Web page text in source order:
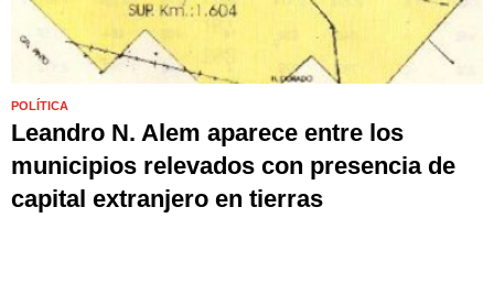
POLÍTICA
Leandro N. Alem aparece entre los
municipios relevados con presencia de
capital extranjero en tierras